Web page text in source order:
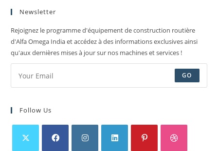
Newsletter
Rejoignez le programme d'équipement de construction routière
d'Alfa Omega India et accédez à des informations exclusives ainsi
qu'aux dernières mises à jour sur nos machines et services !
GO
Follow Us